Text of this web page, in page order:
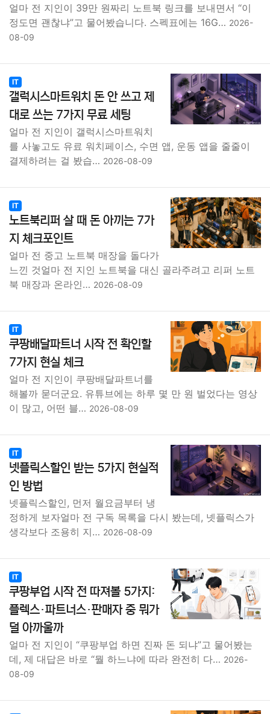
얼마 전 지인이 39만 원짜리 노트북 링크를 보내면서 “이
정도면 괜찮냐”고 물어봤습니다. 스펙표에는 16G… 2026-
08-09
IT
갤럭시스마트워치 돈 안 쓰고 제
대로 쓰는 7가지 무료 세팅
얼마 전 지인이 갤럭시스마트워치
를 사놓고도 유료 워치페이스, 수면 앱, 운동 앱을 줄줄이
결제하려는 걸 봤습… 2026-08-09
IT
노트북리퍼 살 때 돈 아끼는 7가
지 체크포인트
얼마 전 중고 노트북 매장을 돌다가
느낀 것얼마 전 지인 노트북을 대신 골라주려고 리퍼 노트
북 매장과 온라인… 2026-08-09
IT
쿠팡배달파트너 시작 전 확인할
7가지 현실 체크
얼마 전 지인이 쿠팡배달파트너를
해볼까 묻더군요. 유튜브에는 하루 몇 만 원 벌었다는 영상
이 많고, 어떤 블… 2026-08-09
IT
넷플릭스할인 받는 5가지 현실적
인 방법
넷플릭스할인, 먼저 월요금부터 냉
정하게 보자얼마 전 구독 목록을 다시 봤는데, 넷플릭스가
생각보다 조용히 지… 2026-08-09
IT
쿠팡부업 시작 전 따져볼 5가지:
플렉스·파트너스·판매자 중 뭐가
덜 아까울까
얼마 전 지인이 “쿠팡부업 하면 진짜 돈 되냐”고 물어봤는
데, 제 대답은 바로 “뭘 하느냐에 따라 완전히 다… 2026-
08-09